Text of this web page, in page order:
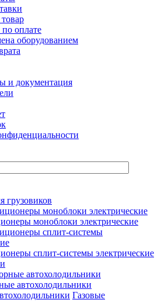
оплате
оборудованием
и документация
грузовиков
моноблоки электрические
сплит-системы электрические
автохолодильники
Газовые